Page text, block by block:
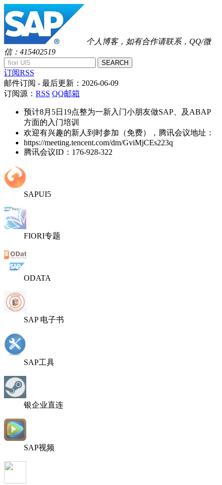
个人博客，如有合作请联系，QQ/微
信：415402519
SEARCH
订阅RSS
邮件订阅 - 最后更新： 2026-06-09
订阅源： RSS QQ邮箱
预计8月5日19点整为一新入门小朋友做SAP、及ABAP
方面的入门培训
欢迎有兴趣的新人到时参加（免费），腾讯会议地址：
https://meeting.tencent.com/dm/GviMjCEs223q
腾讯会议ID：176-928-322
SAPUI5
FIORI专题
ODATA
SAP 电子书
SAP工具
银企业直连
SAP视频